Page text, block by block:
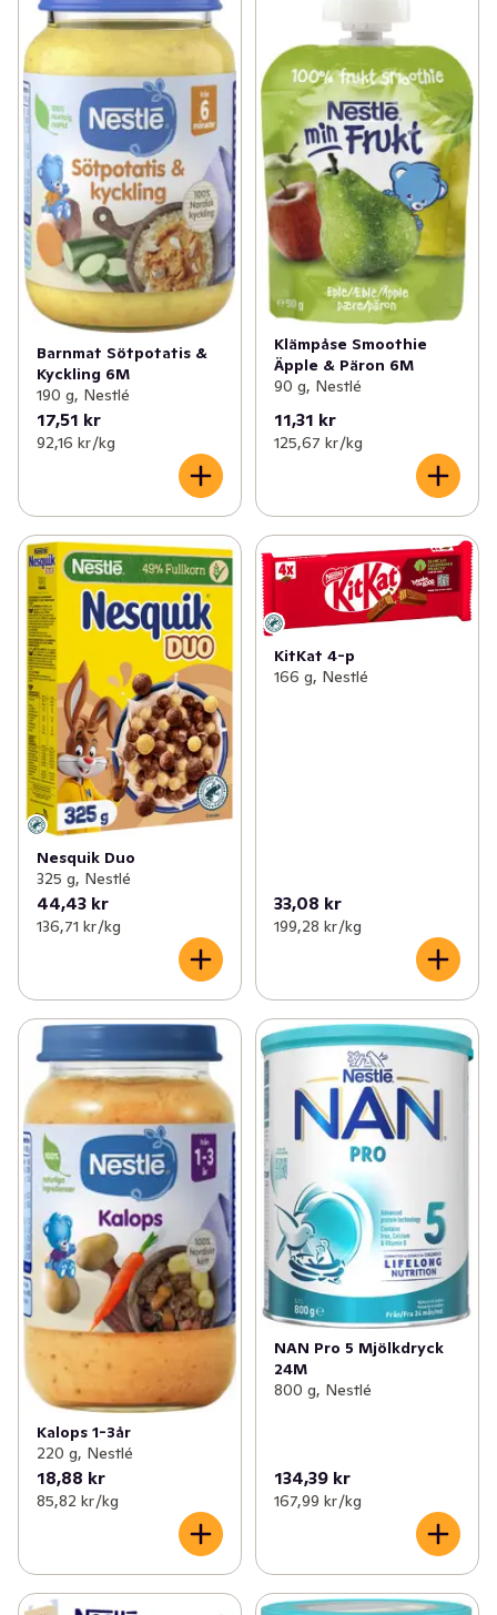
Barnmat Sötpotatis &
Kyckling 6M
190 g, Nestlé
17,51 kr
92,16 kr /kg
Klämpåse Smoothie
Äpple & Päron 6M
90 g, Nestlé
11,31 kr
125,67 kr /kg
Nesquik Duo
325 g, Nestlé
44,43 kr
136,71 kr /kg
KitKat 4-p
166 g, Nestlé
33,08 kr
199,28 kr /kg
Kalops 1-3år
220 g, Nestlé
18,88 kr
85,82 kr /kg
NAN Pro 5 Mjölkdryck
24M
800 g, Nestlé
134,39 kr
167,99 kr /kg